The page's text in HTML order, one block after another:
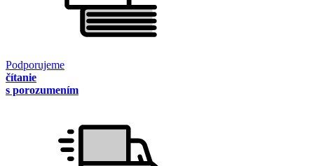
Podporujeme
čítanie
s porozumením